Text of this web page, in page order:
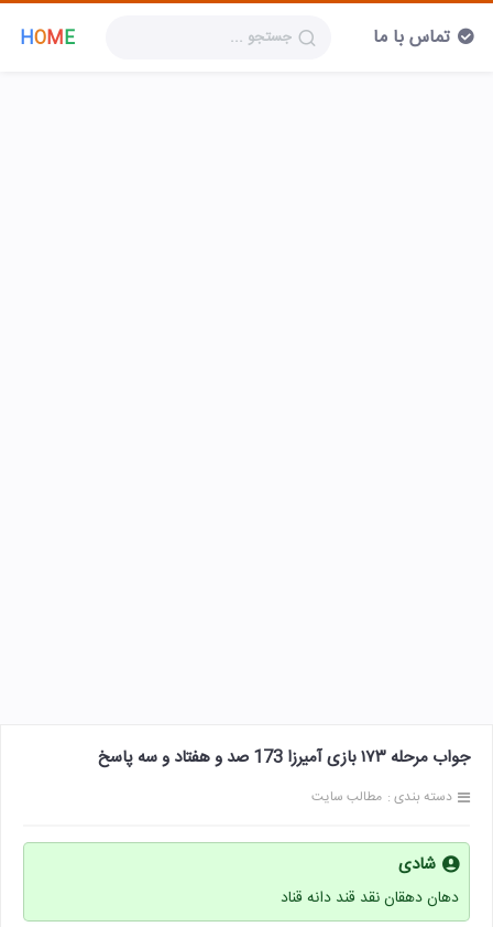
HOME تماس با ما
جواب مرحله ۱۷۳ بازی آمیرزا 173 صد و هفتاد و سه پاسخ
دسته بندی : مطالب سایت
شادی
دهان دهقان نقد قند دانه قناد